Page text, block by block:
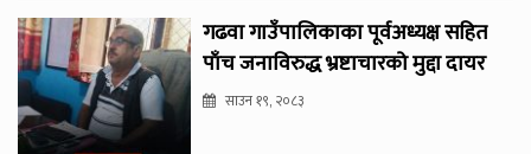
गढवा गाउँपालिकाका पूर्वअध्यक्ष सहित
पाँच जनाविरुद्ध भ्रष्टाचारको मुद्दा दायर
साउन १९, २०८३